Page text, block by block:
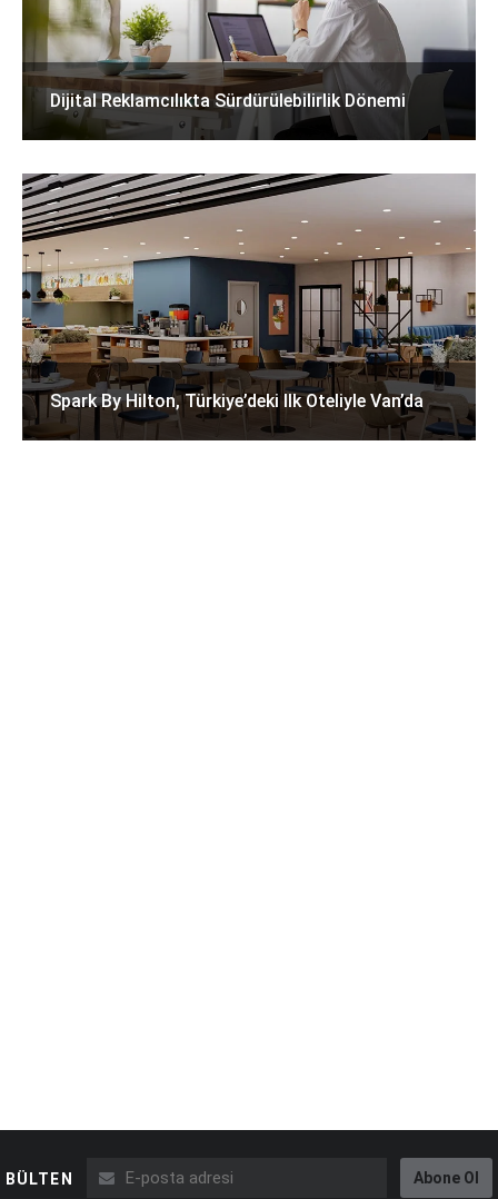
Dijital Reklamcılıkta Sürdürülebilirlik Dönemi
Spark By Hilton, Türkiye’deki Ilk Oteliyle Van’da
BÜLTEN Abone Ol